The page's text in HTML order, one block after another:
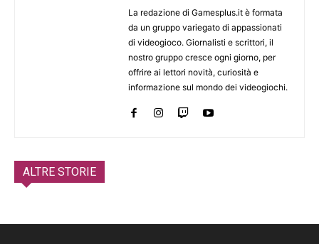
La redazione di Gamesplus.it è formata
da un gruppo variegato di appassionati
di videogioco. Giornalisti e scrittori, il
nostro gruppo cresce ogni giorno, per
offrire ai lettori novità, curiosità e
informazione sul mondo dei videogiochi.
ALTRE STORIE